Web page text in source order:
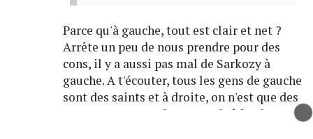
Parce qu'à gauche, tout est clair et net ?
Arrête un peu de nous prendre pour des
cons, il y a aussi pas mal de Sarkozy à
gauche. A t'écouter, tous les gens de gauche
sont des saints et à droite, on n'est que des
cons. T'as encore rien compris à la vie.